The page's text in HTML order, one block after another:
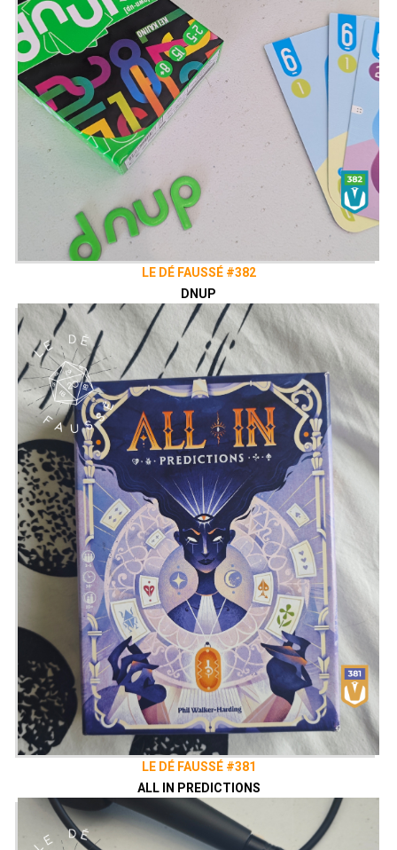
LE DÉ FAUSSÉ #382
DNUP
LE DÉ FAUSSÉ #381
ALL IN PREDICTIONS